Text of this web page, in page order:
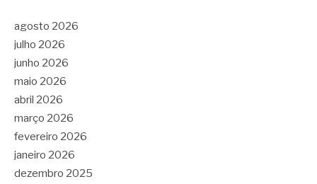
agosto 2026
julho 2026
junho 2026
maio 2026
abril 2026
março 2026
fevereiro 2026
janeiro 2026
dezembro 2025